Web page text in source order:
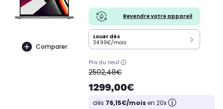
Comparer
Revendre votre appareil
Louer dès
34.99€/mois
Prix du neuf
oldPrice
2502,48€
1299,00€
dès 76,15€/moisen 20x